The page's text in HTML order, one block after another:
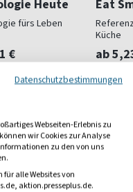
Heute
fürs Leben
€
4,40
Eat
Küche
ab
Datenschutzbestimmungen
Webseiten-Erlebnis zu
wir Cookies zur Analyse
zu den von uns
alle Websites von
aktion.presseplus.de.